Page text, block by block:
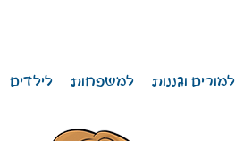
למורים וגננות למשפחות לילדים